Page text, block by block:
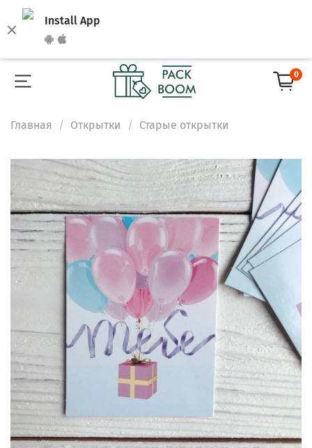
Install App
0
Главная Открытки Старые открытки